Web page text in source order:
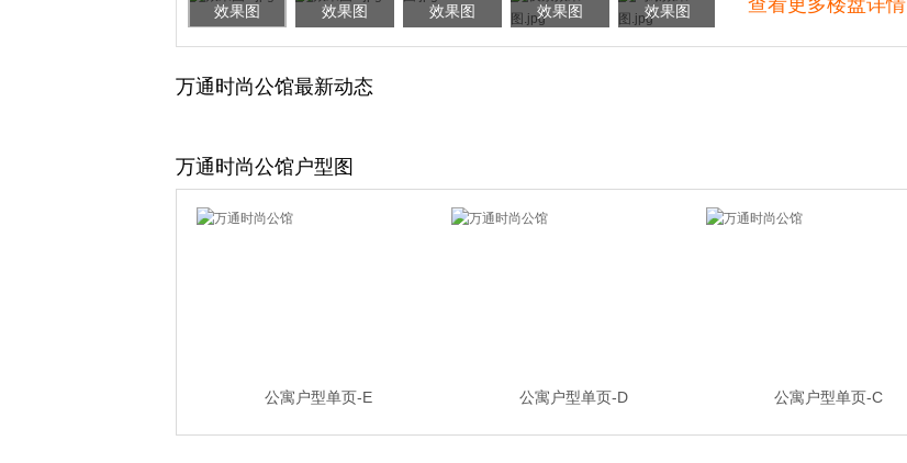
效果图 效果图 效果图 效果图 效果图 查看更多楼盘详情
万通时尚公馆最新动态
万通时尚公馆户型图
公寓户型单页-E 公寓户型单页-D 公寓户型单页-C